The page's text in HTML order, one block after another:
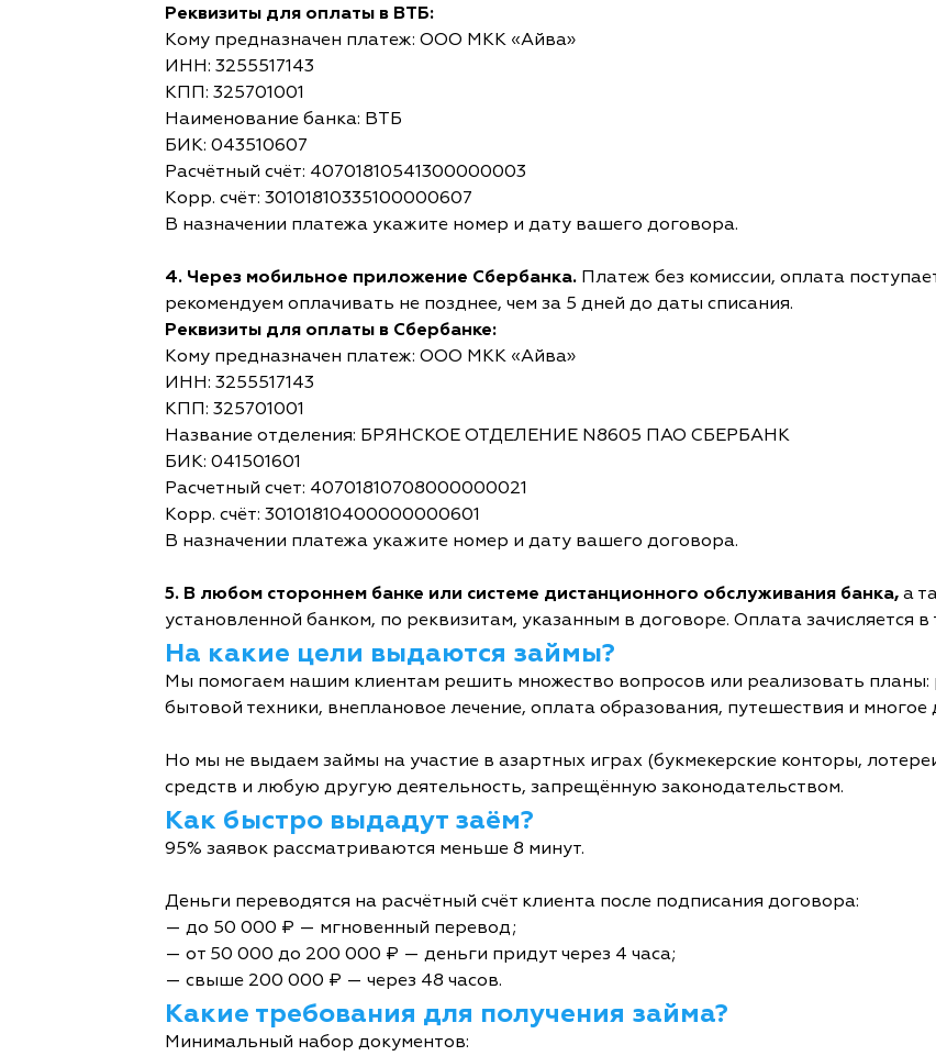
Реквизиты для оплаты в ВТБ:
Кому предназначен платеж: ООО МКК «Айва»
ИНН: 3255517143
КПП: 325701001
Наименование банка: ВТБ
БИК: 043510607
Расчётный счёт: 40701810541300000003
Корр. счёт: 30101810335100000607
В назначении платежа укажите номер и дату вашего договора.
4. Через мобильное приложение Сбербанка. Платеж без комиссии, оплата
рекомендуем оплачивать не позднее, чем за 5 дней до даты списания.
Реквизиты для оплаты в Сбербанке:
Кому предназначен платеж: ООО МКК «Айва»
ИНН: 3255517143
КПП: 325701001
Название отделения: БРЯНСКОЕ ОТДЕЛЕНИЕ N8605 ПАО СБЕРБАНК
БИК: 041501601
Расчетный счет: 40701810708000000021
Корр. счёт: 30101810400000000601
В назначении платежа укажите номер и дату вашего договора.
5. В любом стороннем банке или системе дистанционного обслуживания банка, а
установленной банком, по реквизитам, указанным в договоре. Оплата зачисляется
На какие цели выдаются займы?
Мы помогаем нашим клиентам решить множество вопросов или реализовать планы:
бытовой техники, внеплановое лечение, оплата образования, путешествия и многое
Но мы не выдаем займы на участие в азартных играх (букмекерские конторы,
средств и любую другую деятельность, запрещённую законодательством.
Как быстро выдадут заём?
95% заявок рассматриваются меньше 8 минут.
Деньги переводятся на расчётный счёт клиента после подписания договора:
— до 50 000 ₽ — мгновенный перевод;
— от 50 000 до 200 000 ₽ — деньги придут через 4 часа;
— свыше 200 000 ₽ — через 48 часов.
Какие требования для получения займа?
Минимальный набор документов: